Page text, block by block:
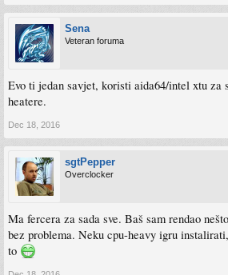
Sena
Veteran foruma
Evo ti jedan savjet, koristi aida64/intel xtu za
heatere.
Dec 18, 2016
sgtPepper
Overclocker
Ma fercera za sada sve. Baš sam rendao
bez problema. Neku cpu-heavy igru
to